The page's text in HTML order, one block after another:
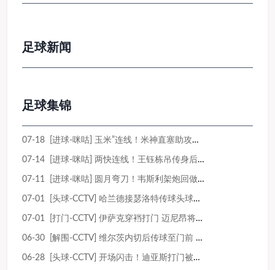
足球新闻
足球集锦
07-18 [进球-咪咕] 玉米”连线！米神直塞助攻王钰栋小角度破门
07-14 [进球-咪咕] 两快连线！王钰栋吊传身后 米特里策成功将球顶进
07-11 [进球-咪咕] 圆月弯刀！韦斯利架炮回做 姚均晟兜射十分角入网
07-01 [头球-CCTV] 哈兰德接瑟洛特传球头球射门 被门将没收
07-01 [打门-CCTV] 伊萨克穿裆打门 迈尼昂将球没收
06-30 [解围-CCTV] 维尔茨内切后传球至门前 卡纳莱极限解围
06-28 [头球-CCTV] 开场闪击！迪亚斯打门被挡 科尔多瓦头球顶高